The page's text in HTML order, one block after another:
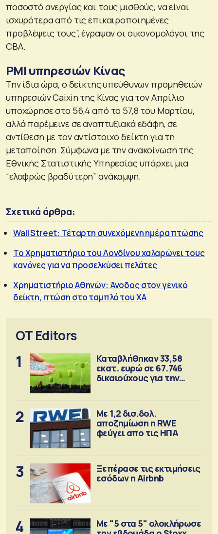
ποσοστό ανεργίας και τους μισθούς, να είναι
ισχυρότερα από τις επικαιροποιημένες
προβλέψεις τους”, έγραψαν οι οικονομολόγοι της
CBA.
PMI υπηρεσιών Κίνας
Την ίδια ώρα, ο δείκτης υπεύθυνων προμηθειών
υπηρεσιών Caixin της Κίνας για τον Απρίλιο
υποχώρησε στο 56,4 από το 57,8 του Μαρτίου,
αλλά παρέμεινε σε αναπτυξιακά εδάφη, σε
αντίθεση με τον αντίστοιχο δείκτη για τη
μεταποίηση. Σύμφωνα με την ανακοίνωση της
Εθνικής Στατιστικής Υπηρεσίας υπάρχει μια
“ελαφρώς βραδύτερη” ανάκαμψη.
Σχετικά άρθρα:
Wall Street: Τέταρτη συνεχόμενη ημέρα πτώσης
Το Χρηματιστήριο του Λονδίνου χαλαρώνει τους
κανόνες για να προσελκύσει πελάτες
Χρηματιστήριο Αθηνών: Άνοδος στον γενικό
δείκτη, πτώση στο ταμπλό του ΧΑ
OT Editors
1
Καταβλήθηκαν 33,58
εκατ. ευρώ σε 67.746
δικαιούχους για την
2
Με 1,2 δισ.δολ.
αποζημίωση η RWE
φεύγει απο τις ΗΠΑ
3
Ξεπέρασε τις εκτιμήσεις
εσόδων η Airbnb
4
Με "5 στα 5" ολοκλήρωσε